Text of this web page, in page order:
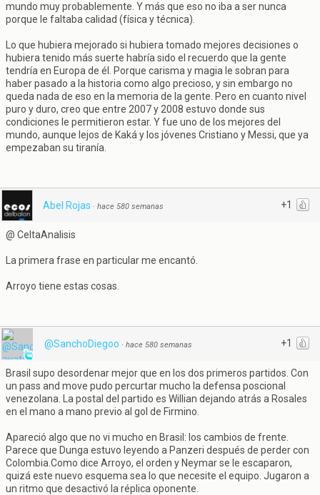
mundo muy probablemente. Y más que eso no iba a ser nunca
porque le faltaba calidad (física y técnica).
Lo que hubiera mejorado si hubiera tomado mejores decisiones o
hubiera tenido más suerte habría sido el recuerdo que la gente
tendría en Europa de él. Porque carisma y magia le sobran para
haber pasado a la historia como algo precioso, y sin embargo no
queda nada de eso en la memoria de la gente. Pero en cuanto nivel
puro y duro, creo que entre 2007 y 2008 estuvo donde sus
condiciones le permitieron estar. Y fue uno de los mejores del
mundo, aunque lejos de Kaká y los jóvenes Cristiano y Messi, que ya
empezaban su tiranía.
+1
Abel Rojas · hace 580 semanas
@ CeltaAnalisis
La primera frase en particular me encantó.
Arroyo tiene estas cosas.
+1
@SanchoDiegoo · hace 580 semanas
Brasil supo desordenar mejor que en los dos primeros partidos. Con
un pass and move pudo percurtar mucho la defensa poscional
venezolana. La postal del partido es Willian dejando atrás a Rosales
en el mano a mano previo al gol de Firmino.
Apareció algo que no vi mucho en Brasil: los cambios de frente.
Parece que Dunga estuvo leyendo a Panzeri después de perder con
Colombia.Como dice Arroyo, el orden y Neymar se le escaparon,
quizá este nuevo esquema sea lo que necesite el equipo. Jugaron a
un ritmo que desactivó la réplica oponente.